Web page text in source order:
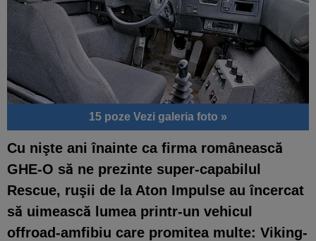
15 poze Vezi galeria foto »
Cu nişte ani înainte ca firma românească
GHE-O să ne prezinte super-capabilul
Rescue, ruşii de la Aton Impulse au încercat
să uimească lumea printr-un vehicul
offroad-amfibiu care promitea multe: Viking-